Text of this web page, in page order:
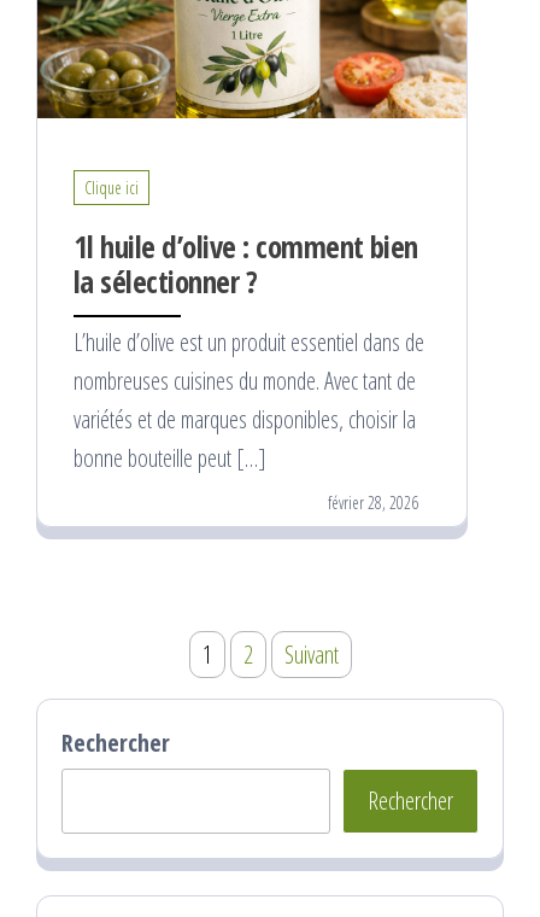
Clique ici
1l huile d’olive : comment bien
la sélectionner ?
L’huile d’olive est un produit essentiel dans de
nombreuses cuisines du monde. Avec tant de
variétés et de marques disponibles, choisir la
bonne bouteille peut […]
février 28, 2026
des
publications
1 2 Suivant
Rechercher
Rechercher